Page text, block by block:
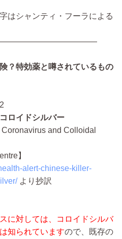
はシャンティ・フーラによる
？特効薬と噂されているもの
ロイドシルバー
and Colloidal
】
alert-chinese-killer-
より抄訳
に対しては、コロイドシルバ
知られていますので、既存の